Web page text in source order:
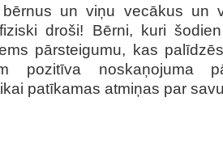
un viņu vecākus un
droši! Bērni, kuri
pārsteigumu, kas
pozitīva noskaņojuma
patīkamas atmiņas par